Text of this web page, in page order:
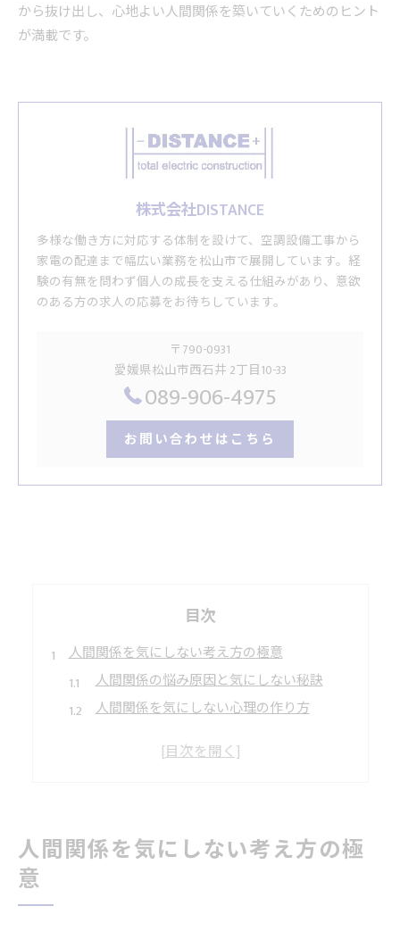
から抜け出し、心地よい人間関係を築いていくためのヒント
が満載です。
株式会社DISTANCE
多様な働き方に対応する体制を設けて、空調設備工事から
家電の配達まで幅広い業務を松山市で展開しています。経
験の有無を問わず個人の成長を支える仕組みがあり、意欲
のある方の求人の応募をお待ちしています。
〒790-0931
愛媛県松山市西石井 2丁目10-33
089-906-4975
お問い合わせはこちら
目次
人間関係を気にしない考え方の極意
人間関係の悩み原因と気にしない秘訣
人間関係を気にしない心理の作り方
人間関係悩みランキングから学ぶ発想
人間関係悩みの具体例と対処ポイント
人間関係を気にしない考え方の極
意